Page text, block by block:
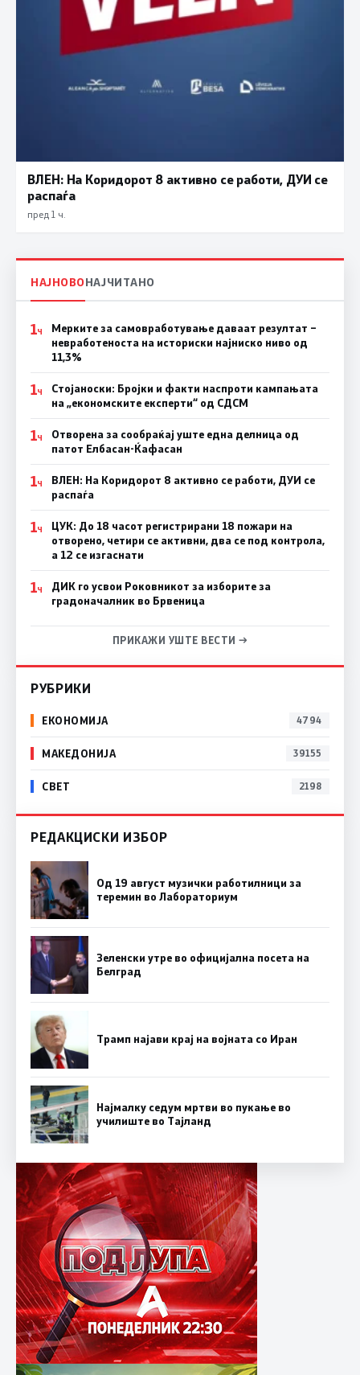
ВЛЕН: На Коридорот 8 активно се работи, ДУИ се
распаѓа
пред 1 ч.
НАЈНОВОНАЈЧИТАНО
1Ч
Мерките за самовработување даваат резултат –
невработеноста на историски најниско ниво од
11,3%
1Ч
Стојаноски: Бројки и факти наспроти кампањата
на „економските експерти“ од СДСM
1Ч
Отворена за сообраќај уште една делница од
патот Елбасан-Ќафасан
1Ч
ВЛЕН: На Коридорот 8 активно се работи, ДУИ се
распаѓа
1Ч
ЦУК: До 18 часот регистрирани 18 пожари на
отворено, четири се активни, два се под контрола,
а 12 се изгаснати
1Ч
ДИК го усвои Роковникот за изборите за
градоначалник во Брвеница
ПРИКАЖИ УШТЕ ВЕСТИ →
РУБРИКИ
ЕКОНОМИЈА 4794
МАКЕДОНИЈА 39155
СВЕТ 2198
РЕДАКЦИСКИ ИЗБОР
Од 19 август музички работилници за
теремин во Лабораториум
Зеленски утре во официјална посета на
Белград
Трамп најави крај на војната со Иран
Најмалку седум мртви во пукање во
училиште во Тајланд